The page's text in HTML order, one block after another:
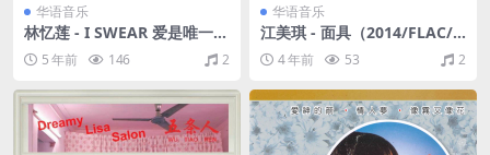
华语音乐
林忆莲 - I SWEAR 爱是唯一
大碟21 滚石香港版 1996（W
AV+CUE/整轨/456M）
5 年前 146 2
华语音乐
江美琪 - 面具（2014/FLAC/E
P分轨/144M）
4 年前 53 2